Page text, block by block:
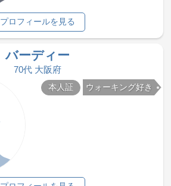
プロフィールを見る
バーディー
70代 大阪府
本人証 ウォーキング好き